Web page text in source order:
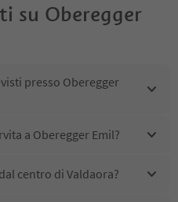
su Oberegger
presso Oberegger
a Oberegger Emil?
centro di Valdaora?